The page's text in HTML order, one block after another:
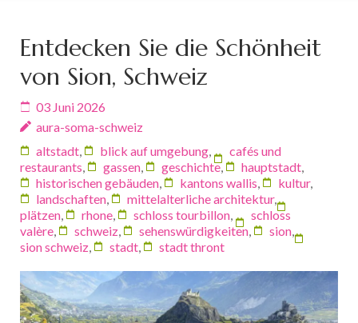
Entdecken Sie die Schönheit
von Sion, Schweiz
03 Juni 2026
aura-soma-schweiz
altstadt
blick auf umgebung
cafés und
restaurants
gassen geschichte, hauptstadt
historischen gebäuden
kantons wallis kultur,
landschaften
mittelalterliche architektur,
plätzen
rhone schloss tourbillon
schloss
valère
schweiz sehenswürdigkeiten sion
sion schweiz
stadt stadt thront